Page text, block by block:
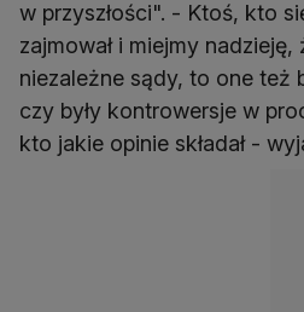
w przyszłości". - Ktoś, kto
zajmował i miejmy nadzieję,
niezależne sądy, to one też
czy były kontrowersje w
kto jakie opinie składał -